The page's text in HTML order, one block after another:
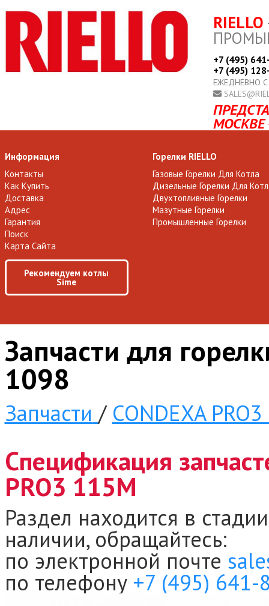
RIELLO
+7 (495)
+7 (495)
ЕЖЕДНЕВНО
МОСКВЕ
Информация
Контакты
Как Купить
Доставка
Адрес
Гарантия
Поиск
Карта Сайта
Рекомендуем котлы
Sime
Горелки RIELLO
Газовые Горелки Для Котла
Дизельные Горелки Для
Двухтопливные Горелки
Мазутные Горелки
Промышленные Горелки
Запчасти для
1098
Запчасти / CONDEXA
Спецификация
PRO3 115M
Раздел находится в
наличии, обращайтесь:
по электронной почте
по телефону +7 (495) 641-